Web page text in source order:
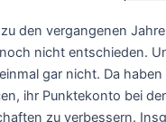
den vergangenen
nicht entschieden.
gar nicht. Da
ihr Punktekonto bei
zu verbessern.